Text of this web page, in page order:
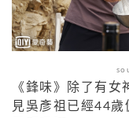
《鋒味》除了有
見吳彥祖已經44